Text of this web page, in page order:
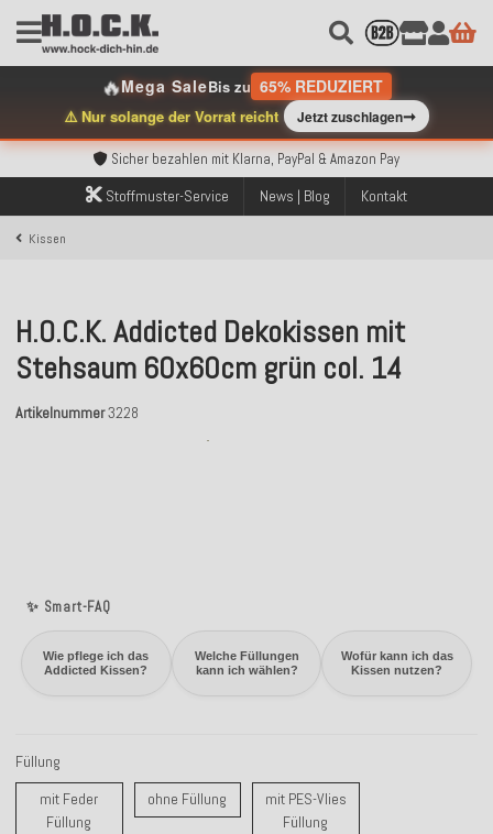
🔥Mega SaleBis zu 65% REDUZIERT
⚠️ Nur solange der Vorrat reicht Jetzt zuschlagen➞
Kostenloser Versand innerhalb Deutschlands ab 99€ Bestellwert
Über 120.000 erfolgreich versendete Bestellungen
Sicher bezahlen mit Klarna, PayPal & Amazon Pay
Kostenloser Versand innerhalb Deutschlands ab 99€ Bestellwert
Über 120.000 erfolgreich versendete Bestellungen
Sicher bezahlen mit Klarna, PayPal & Amazon Pay
Kostenloser Versand innerhalb Deutschlands ab 99€ Bestellwert
Stoffmuster-Service News | Blog Kontakt
Kissen
✨ Smart-FAQ
Wie pflege ich das
Addicted Kissen?
Welche Füllungen
kann ich wählen?
Wofür kann ich das
Kissen nutzen?
H.O.C.K. Addicted Dekokissen mit
Stehsaum 60x60cm grün col. 14
Artikelnummer3228
Füllung
mit Feder
Füllung mit Feder Füllung
ohne Füllung ohne Füllung
mit PES-Vlies
Füllung